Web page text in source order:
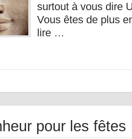
surtout à vous dire
Vous êtes de plus
lire …
pour les fêtes